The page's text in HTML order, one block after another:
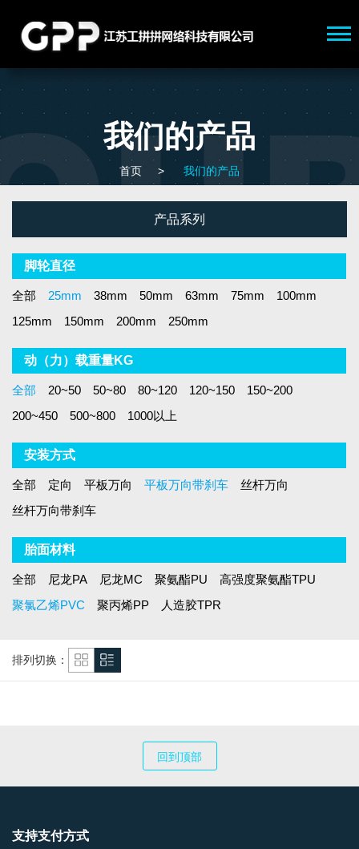
我们的产品
首页 > 我们的产品
产品系列
脚轮直径
全部 25mm 38mm 50mm 63mm 75mm
100mm
125mm
150mm 200mm 250mm
动（力）载重量KG
全部 20~50 50~80 80~120 120~150
150~200
200~450
500~800 1000以上
安装方式
全部 定向 平板万向 平板万向带刹车
丝杆万向
丝杆万向带刹车
胎面材料
全部 尼龙PA 尼龙MC 聚氨酯PU
高强度聚氨酯TPU
聚氯乙烯PVC
聚丙烯PP 人造胶TPR
排列切换：
回到顶部
支持支付方式